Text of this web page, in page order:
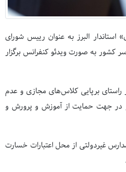
البرز به عنوان رییس شورای
به صورت ویدئو کنفرانس برگزار
راستای برپایی کلاس‌های مجازی و عدم
در جهت حمایت از آموزش و پرورش و
غیردولتی از محل اعتبارات خسارت